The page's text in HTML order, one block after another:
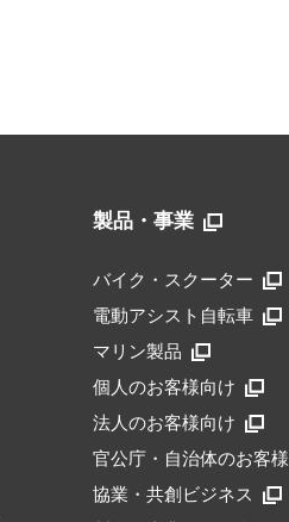
製品・事業
バイク・スクーター
電動アシスト自転車
マリン製品
個人のお客様向け
法人のお客様向け
官公庁・自治体のお客様
協業・共創ビジネス